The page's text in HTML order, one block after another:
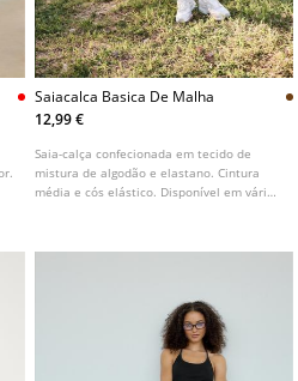
Saiacalca Basica De Malha
12,99 €
Saia-calça confecionada em tecido de
mistura de algodão e elastano. Cintura
média e cós elástico. Disponível em várias